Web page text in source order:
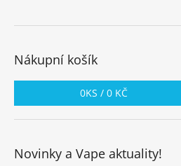
Nákupní košík
0KS / 0 KČ
Novinky a Vape aktuality!